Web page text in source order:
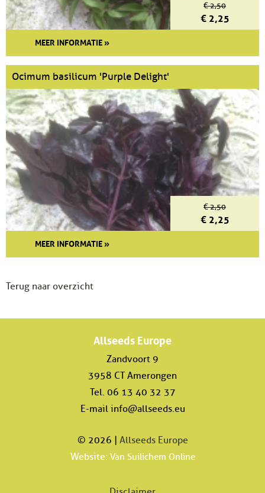
€ 2,50
€ 2,25
MEER INFORMATIE »
Ocimum basilicum 'Purple Delight'
€ 2,50
€ 2,25
MEER INFORMATIE »
Terug naar overzicht
Allseeds Europe
Zandvoort 9
3958 CT Amerongen
Tel. 06 13 40 32 37
E-mail info@allseeds.eu
© 2026 | Allseeds Europe
Website: Van Suilichem Online